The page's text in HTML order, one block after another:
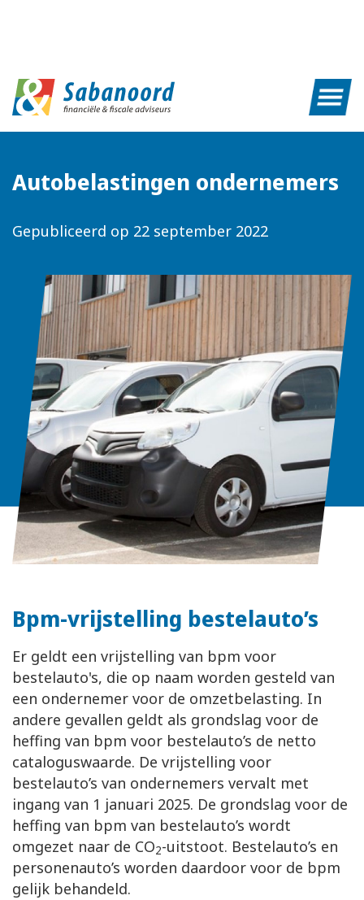
Autobelastingen ondernemers
Gepubliceerd op 22 september 2022
Bpm-vrijstelling bestelauto’s
Er geldt een vrijstelling van bpm voor
bestelauto's, die op naam worden gesteld van
een ondernemer voor de omzetbelasting. In
andere gevallen geldt als grondslag voor de
heffing van bpm voor bestelauto’s de netto
cataloguswaarde. De vrijstelling voor
bestelauto’s van ondernemers vervalt met
ingang van 1 januari 2025. De grondslag voor de
heffing van bpm van bestelauto’s wordt
omgezet naar de CO2-uitstoot. Bestelauto’s en
personenauto’s worden daardoor voor de bpm
gelijk behandeld.